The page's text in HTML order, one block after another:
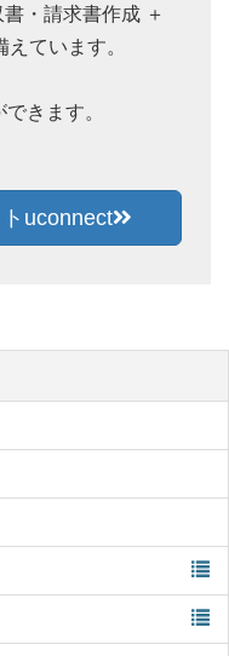
・請求書作成 ＋
ています。
きます。
uconnect